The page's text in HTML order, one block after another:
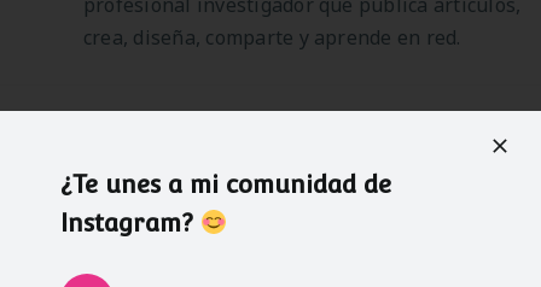
crea, diseña, comparte y aprende en red.
Gracias Cristina por la información. Como
sugerencia: ¿podrías hacer un listado de los
mejores blogs relacionados con la educación?
¿Te unes a mi comunidad de
Instagram?